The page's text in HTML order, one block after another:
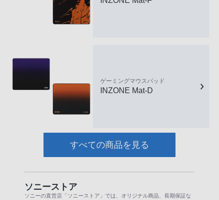
ゲーミングマウスパッド
INZONE Mat-D
すべての商品を見る
ソニーストア
ソニーの直営店「ソニーストア」では、オリジナル商品、長期保証な